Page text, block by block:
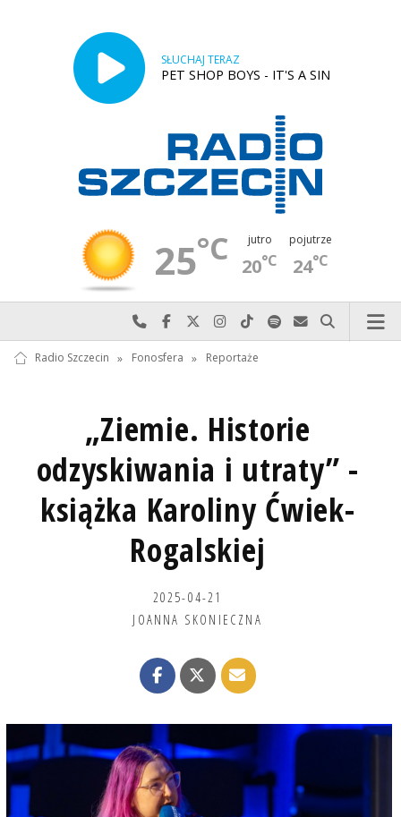
SŁUCHAJ TERAZ
PET SHOP BOYS - IT'S A SIN
25°C jutro
20°C
pojutrze
24°C
Najlepiej po prostu do nas zadzwoń
Odwiedź nas na Facebook-u
Odwiedź nas na X
Odwiedź nas na Instagram-ie
Odwiedź nas na TikTok-u
Szukaj nas na Spotify
Wyślij do nas
Szukaj
Radio Szczecin » Fonosfera » Reportaże
„Ziemie. Historie
odzyskiwania i utraty” -
książka Karoliny Ćwiek-
Rogalskiej
2025-04-21
JOANNA SKONIECZNA